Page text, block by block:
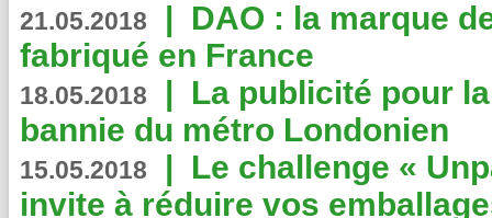
21.05.2018 | DAO : la marque
fabriqué en France
18.05.2018 | La publicité pour
bannie du métro Londonien
15.05.2018 | Le challenge «
invite à réduire vos